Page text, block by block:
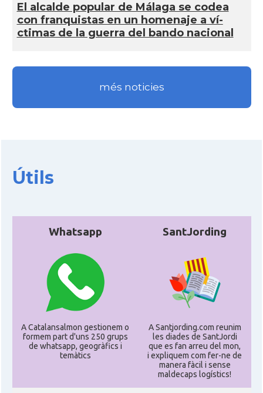
El alcalde popular de Málaga se codea
con franquistas en un homenaje a ví­
ctimas de la guerra del bando nacional
més noticies
Útils
Whatsapp
A Catalansalmon gestionem o
formem part d'uns 250 grups
de whatsapp, geogràfics i
temàtics
SantJording
A Santjording.com reunim
les diades de SantJordi
que es fan arreu del mon,
i expliquem com fer-ne de
manera fàcil i sense
maldecaps logí­stics!